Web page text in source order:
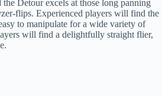
Detour excels at those long panning
flips. Experienced players will find the
to manipulate for a wide variety of
will find a delightfully straight flier,